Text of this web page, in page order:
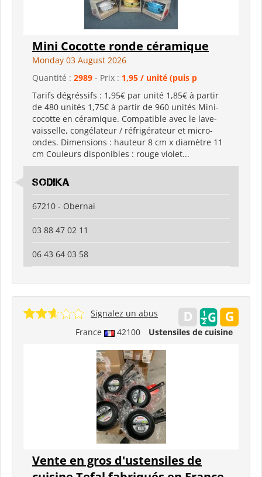
Mini Cocotte ronde céramique
Monday 03 August 2026
Quantité : 2989 - Prix : 1,95 / unité (puis p
Tarifs dégréssifs : 1,95€ par unité 1,85€ à partir
de 480 unités 1,75€ à partir de 960 unités Mini-
cocotte en céramique. Compatible avec le lave-
vaisselle, congélateur / réfrigérateur et micro-
ondes. Dimensions : hauteur 8 cm x diamètre 11
cm Couleurs disponibles : rouge violet...
Sodika
67210 - Obernai
03 88 47 02 11
06 43 64 03 58
France 42100 Ustensiles de cuisine
Signalez un abus
Vente en gros d'ustensiles de